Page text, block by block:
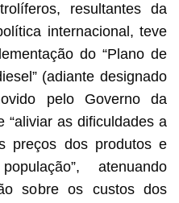
resultantes da
internacional, teve
do “Plano de
(adiante designado
pelo Governo da
“aliviar as dificuldades a
preços dos produtos e
atenuando
sobre os custos dos